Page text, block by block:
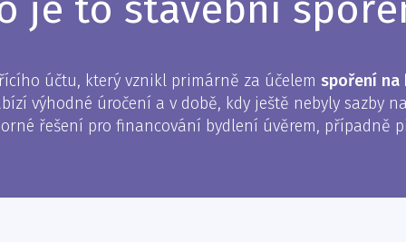
účtu, který vznikl primárně za účelem spoření na
výhodné úročení a v době, kdy ještě nebyly sazby
řešení pro financování bydlení úvěrem, případně